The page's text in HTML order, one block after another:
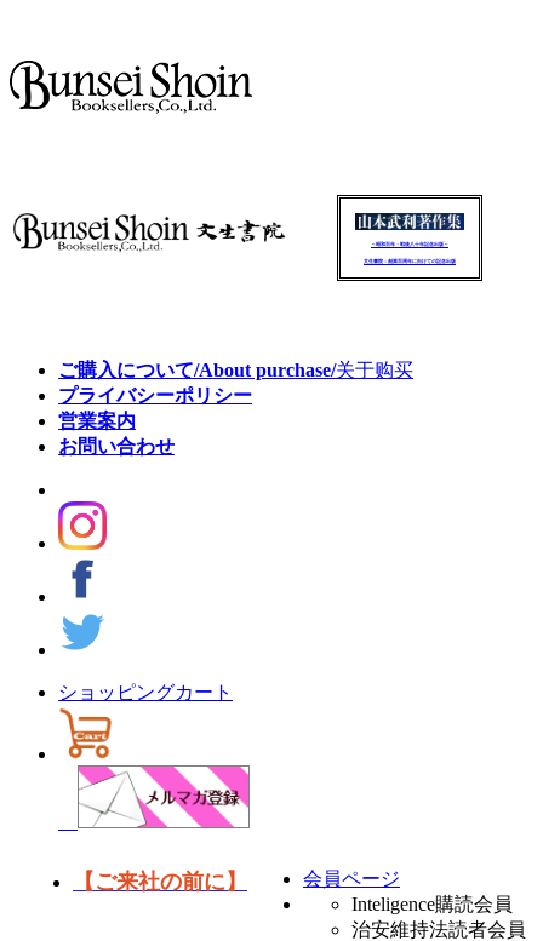
～昭和百年・戦後八十年記念出版～
文生書院：創業百周年に向けての記念出版
ご購入について/About purchase/关于购买
プライバシーポリシー
営業案内
お問い合わせ
ショッピングカート
【ご来社の前に】
会員ページ
Inteligence購読会員
治安維持法読者会員